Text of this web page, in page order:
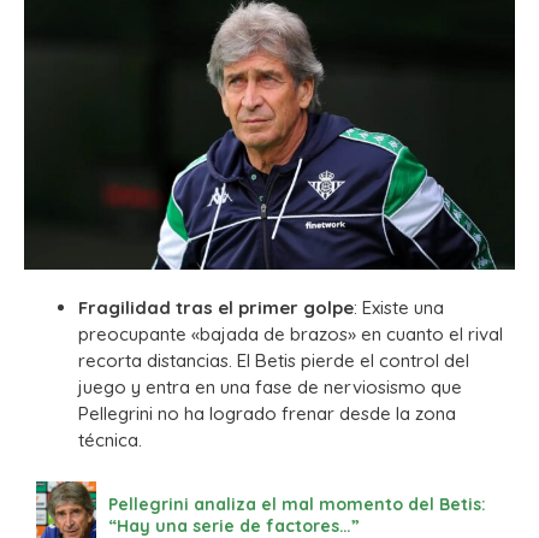
Fragilidad tras el primer golpe: Existe una
preocupante «bajada de brazos» en cuanto el rival
recorta distancias. El Betis pierde el control del
juego y entra en una fase de nerviosismo que
Pellegrini no ha logrado frenar desde la zona
técnica.
Pellegrini analiza el mal momento del Betis:
“Hay una serie de factores…”